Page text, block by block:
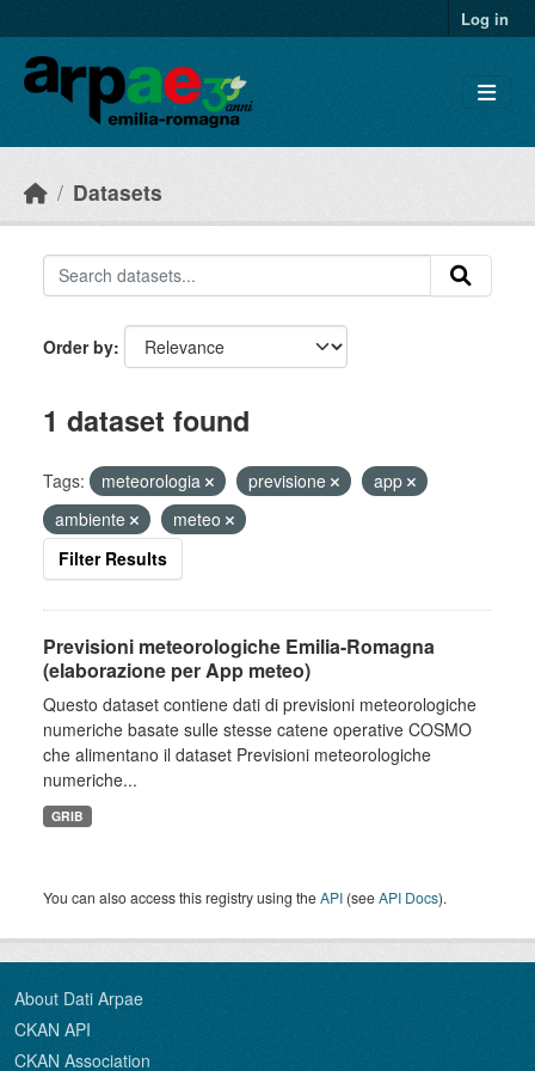
Log in
Datasets
Order by
1 dataset found
Tags: meteorologia previsione
app
ambiente
meteo
Filter Results
Previsioni meteorologiche Emilia-Romagna
(elaborazione per App meteo)
Questo dataset contiene dati di previsioni meteorologiche
numeriche basate sulle stesse catene operative COSMO
che alimentano il dataset Previsioni meteorologiche
numeriche...
GRIB
You can also access this registry using theAPI (seeAPI Docs).
About Dati Arpae
CKAN API
CKAN Association